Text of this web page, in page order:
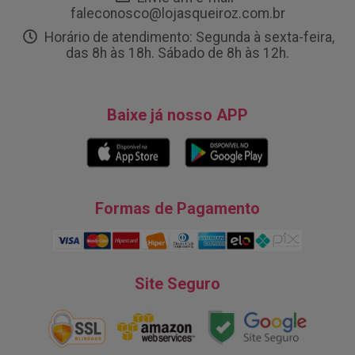
faleconosco@lojasqueiroz.com.br
Horário de atendimento: Segunda à sexta-feira,
das 8h às 18h. Sábado de 8h às 12h.
Baixe já nosso APP
Formas de Pagamento
Site Seguro